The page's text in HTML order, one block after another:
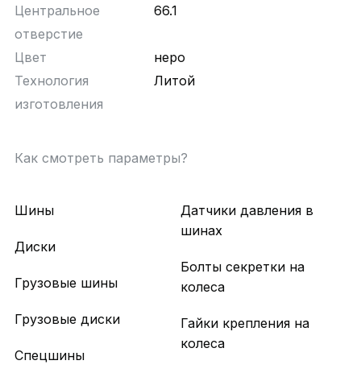
Центральное
отверстие
66.1
Цвет
неро
Технология
изготовления
Литой
Как смотреть параметры?
Шины
Диски
Грузовые шины
Грузовые диски
Спецшины
Датчики давления в
шинах
Болты секретки на
колеса
Гайки крепления на
колеса